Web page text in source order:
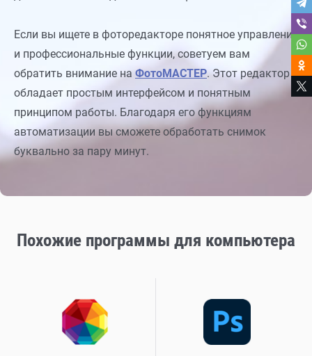
Если вы ищете в фоторедакторе понятное управление
и профессиональные функции, советуем вам
обратить внимание на ФотоМАСТЕР. Этот редактор
обладает простым интерфейсом и понятным
принципом работы. Благодаря его функциям
автоматизации вы сможете обработать снимок
буквально за пару минут.
Похожие программы для компьютера